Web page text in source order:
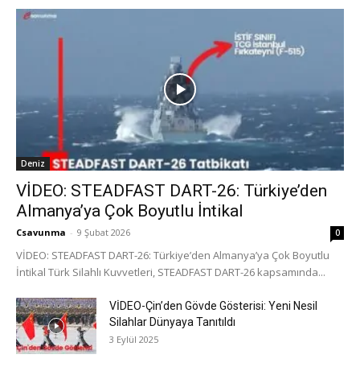
Deniz
VİDEO: STEADFAST DART-26: Türkiye’den
Almanya’ya Çok Boyutlu İntikal
Csavunma - 9 Şubat 2026 0
VİDEO: STEADFAST DART-26: Türkiye’den Almanya’ya Çok Boyutlu
İntikal Türk Silahlı Kuvvetleri, STEADFAST DART-26 kapsamında...
VİDEO-Çin’den Gövde Gösterisi: Yeni Nesil
Silahlar Dünyaya Tanıtıldı
3 Eylül 2025